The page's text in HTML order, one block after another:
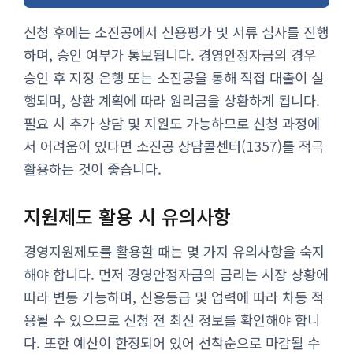
신청 후에는 소진공에서 신용평가 및 서류 심사를 진행
하며, 승인 여부가 통보됩니다. 경영안정자금의 경우
승인 후 지정 은행 또는 소진공을 통해 직접 대출이 실
행되며, 상환 계획에 따라 원리금을 상환하게 됩니다.
필요 시 추가 상담 및 지원도 가능하므로 신청 과정에
서 어려움이 있다면 소진공 상담콜센터(1357)를 적극
활용하는 것이 좋습니다.
지원제도 활용 시 유의사항
경영지원제도를 활용할 때는 몇 가지 유의사항을 숙지
해야 합니다. 먼저 경영안정자금의 금리는 시장 상황에
따라 변동 가능하며, 신용등급 및 업력에 따라 차등 적
용될 수 있으므로 신청 전 최신 정보를 확인해야 합니
다. 또한 예산이 한정되어 있어 선착순으로 마감될 수